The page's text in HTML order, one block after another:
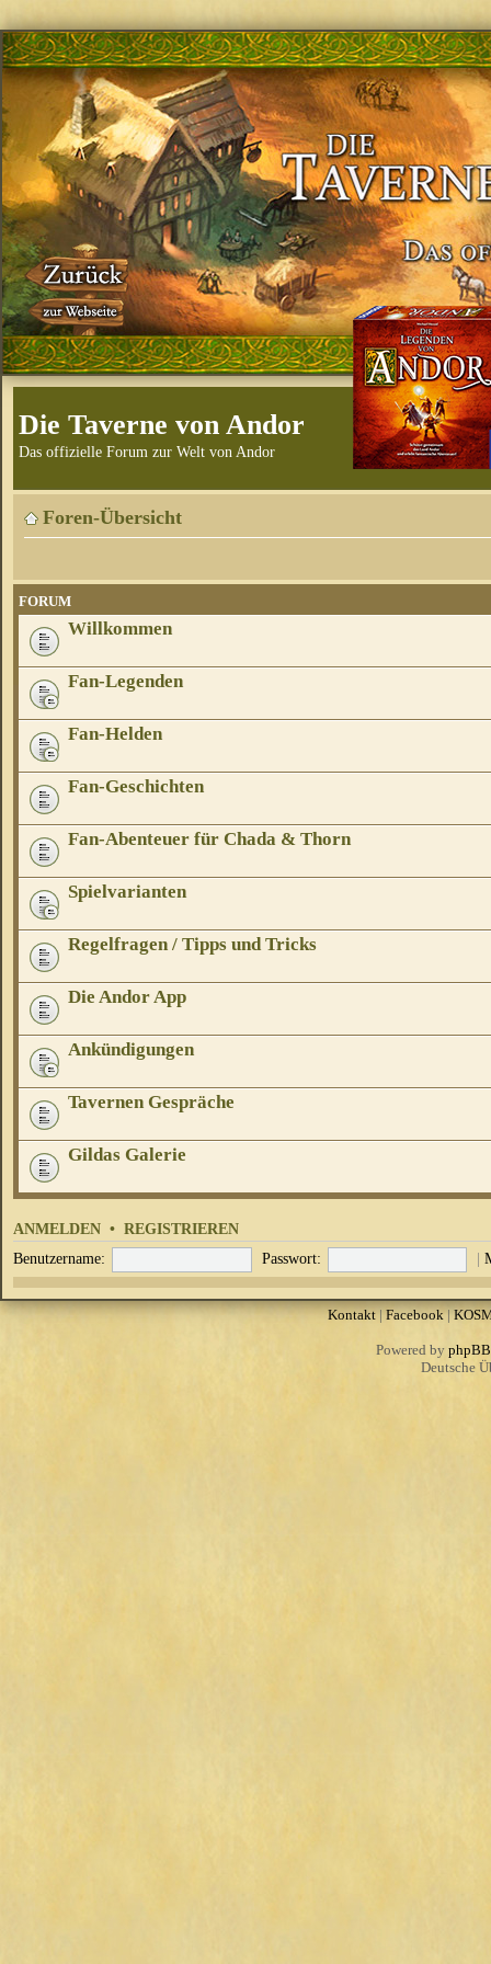
Die Taverne von Andor
Das offizielle Forum zur Welt von Andor
Foren-Übersicht
FORUM
Willkommen
Fan-Legenden
Fan-Helden
Fan-Geschichten
Fan-Abenteuer für Chada & Thorn
Spielvarianten
Regelfragen / Tipps und Tricks
Die Andor App
Ankündigungen
Tavernen Gespräche
Gildas Galerie
ANMELDEN • REGISTRIEREN
Benutzername: Passwort: |
Kontakt| Facebook|
Powered by phpBB
Deutsche